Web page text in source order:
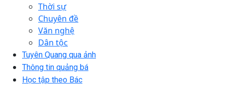
Thời sự
Chuyên đề
Văn nghệ
Dân tộc
Tuyên Quang qua ảnh
Thông tin quảng bá
Học tập theo Bác